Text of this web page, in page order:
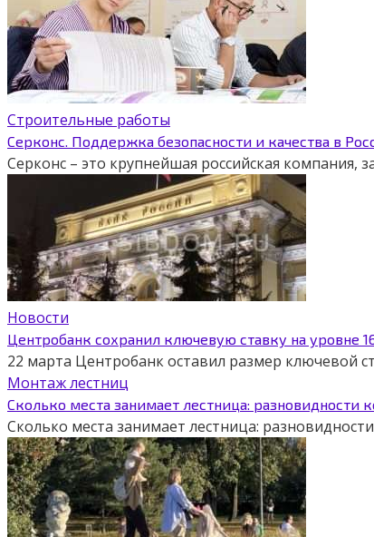
Строительные работы
Серконс. Поддержка безопасности и качества в
Серконс – это крупнейшая российская
Новости
Центробанк сохранил ключевую ставку на уровне
22 марта Центробанк оставил размер ключевой
Монтаж лестниц
Сколько места занимает лестница: разновидности
Сколько места занимает лестница: